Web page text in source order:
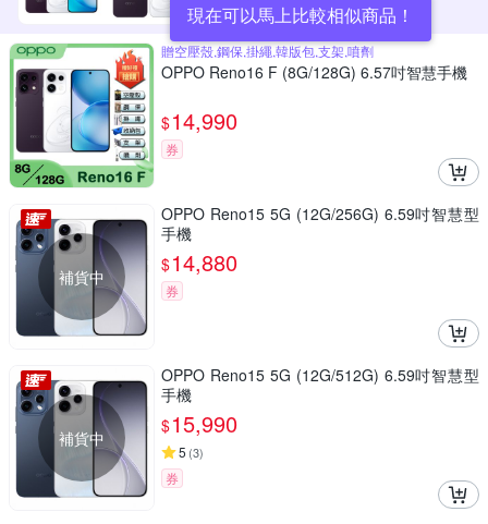
現在可以馬上比較相似商品！
贈空壓殼,鋼保,掛繩,韓版包,支架,噴劑
OPPO Reno16 F (8G/128G) 6.57吋智慧手機
$14,990
券
補貨中
OPPO Reno15 5G (12G/256G) 6.59吋智慧型
手機
$14,880
券
補貨中
OPPO Reno15 5G (12G/512G) 6.59吋智慧型
手機
$15,990
5 (3)
券